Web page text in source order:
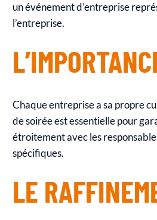
un événement d’entreprise
l’entreprise.
Chaque entreprise a sa propre
de soirée est essentielle pour
étroitement avec les
spécifiques.
LE